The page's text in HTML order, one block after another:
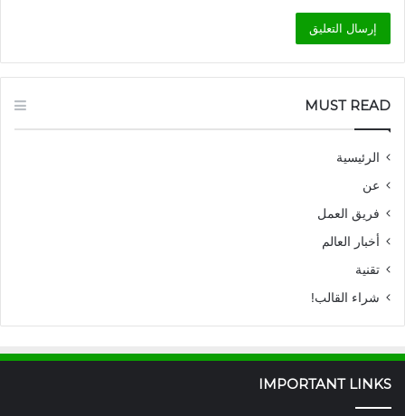
MUST READ
الرئيسية
عن
فريق العمل
أخبار العالم
تقنية
شراء القالب!
IMPORTANT LINKS